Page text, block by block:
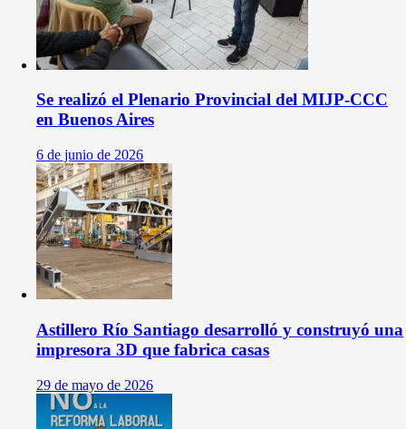
Se realizó el Plenario Provincial del MIJP-CCC
en Buenos Aires
6 de junio de 2026
Astillero Río Santiago desarrolló y construyó una
impresora 3D que fabrica casas
29 de mayo de 2026